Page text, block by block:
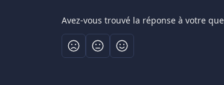
Avez-vous trouvé la réponse à votre